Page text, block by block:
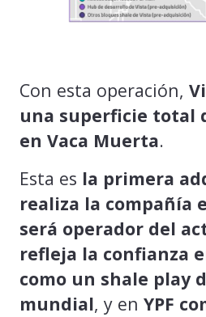
Con esta operación,
una superficie total
en Vaca Muerta.
Esta es la primera
realiza la compañía
será operador del
refleja la confianza
como un shale play
mundial, y en YPF